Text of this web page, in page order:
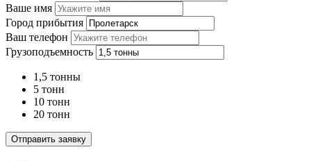
Ваше имя
Город прибытия
Ваш телефон
Грузоподъемность
1,5 тонны
5 тонн
10 тонн
20 тонн
Отправить заявку